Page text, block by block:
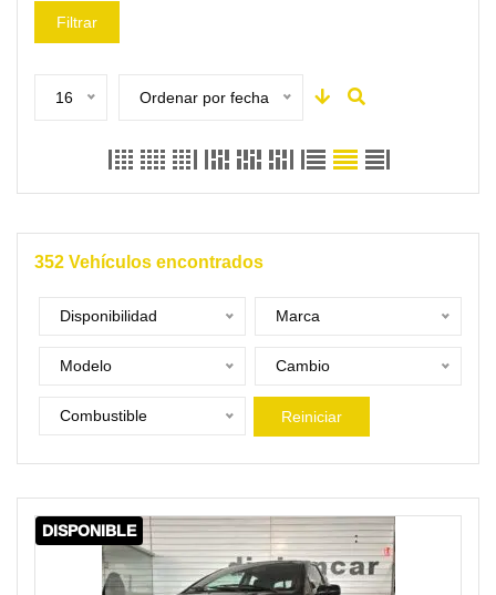
Filtrar
16 Ordenar por fecha
352 Vehículos encontrados
Disponibilidad Marca
Modelo Cambio
Combustible Reiniciar
DISPONIBLE